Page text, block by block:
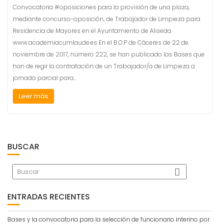
Convocatoria #oposiciones para la provisión de una plaza,
mediante concurso-oposición, de Trabajador de Limpieza para
Residencia de Mayores en el Ayuntamiento de Aliseda
www.academiacumlaude.es En el B.O.P de Cáceres de 22 de
noviembre de 2017, número 222, se han publicado las Bases que
han de regir la contratación de un Trabajador/a de Limpieza a
jornada parcial para…
Leer más
BUSCAR
ENTRADAS RECIENTES
Bases y la convocatoria para la selección de funcionario interino por